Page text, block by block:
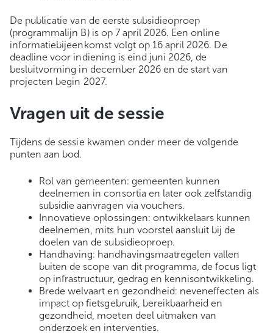
De publicatie van de eerste subsidieoproep
(programmalijn B) is op 7 april 2026. Een online
informatiebijeenkomst volgt op 16 april 2026. De
deadline voor indiening is eind juni 2026, de
besluitvorming in december 2026 en de start van
projecten begin 2027.
Vragen uit de sessie
Tijdens de sessie kwamen onder meer de volgende
punten aan bod.
Rol van gemeenten: gemeenten kunnen
deelnemen in consortia en later ook zelfstandig
subsidie aanvragen via vouchers.
Innovatieve oplossingen: ontwikkelaars kunnen
deelnemen, mits hun voorstel aansluit bij de
doelen van de subsidieoproep.
Handhaving: handhavingsmaatregelen vallen
buiten de scope van dit programma, de focus ligt
op infrastructuur, gedrag en kennisontwikkeling.
Brede welvaart en gezondheid: neveneffecten als
impact op fietsgebruik, bereikbaarheid en
gezondheid, moeten deel uitmaken van
onderzoek en interventies.